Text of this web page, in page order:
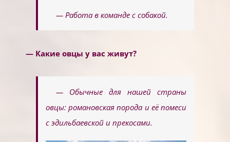
— Работа в команде с собакой.
— Какие овцы у вас живут?
— Обычные для нашей страны
овцы: романовская порода и её помеси
с эдильбаевской и прекосами.